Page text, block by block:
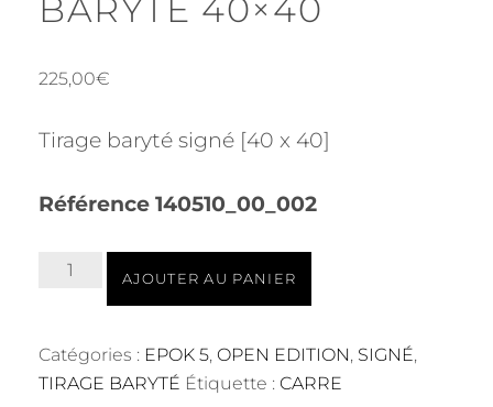
BARYTÉ 40×40
225,00€
Tirage baryté signé [40 x 40]
Référence 140510_00_002
quantité
Baryté
40x40
AJOUTER AU PANIER
Catégories : EPOK 5, OPEN EDITION, SIGNÉ,
TIRAGE BARYTÉ Étiquette : CARRE